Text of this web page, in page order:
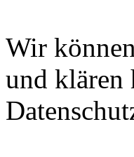
Wir
und klären